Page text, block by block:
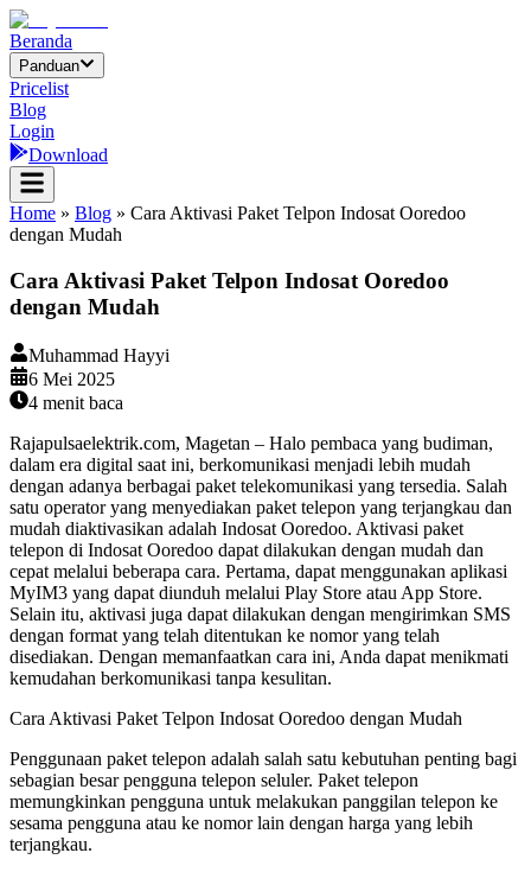
Beranda
Panduan
Pricelist
Blog
Login
Download
Home » Blog » Cara Aktivasi Paket Telpon Indosat Ooredoo
dengan Mudah
Cara Aktivasi Paket Telpon Indosat Ooredoo
dengan Mudah
Muhammad Hayyi
6 Mei 2025
4 menit baca
Rajapulsaelektrik.com, Magetan – Halo pembaca yang budiman,
dalam era digital saat ini, berkomunikasi menjadi lebih mudah
dengan adanya berbagai paket telekomunikasi yang tersedia. Salah
satu operator yang menyediakan paket telepon yang terjangkau dan
mudah diaktivasikan adalah Indosat Ooredoo. Aktivasi paket
telepon di Indosat Ooredoo dapat dilakukan dengan mudah dan
cepat melalui beberapa cara. Pertama, dapat menggunakan aplikasi
MyIM3 yang dapat diunduh melalui Play Store atau App Store.
Selain itu, aktivasi juga dapat dilakukan dengan mengirimkan SMS
dengan format yang telah ditentukan ke nomor yang telah
disediakan. Dengan memanfaatkan cara ini, Anda dapat menikmati
kemudahan berkomunikasi tanpa kesulitan.
Cara Aktivasi Paket Telpon Indosat Ooredoo dengan Mudah
Penggunaan paket telepon adalah salah satu kebutuhan penting bagi
sebagian besar pengguna telepon seluler. Paket telepon
memungkinkan pengguna untuk melakukan panggilan telepon ke
sesama pengguna atau ke nomor lain dengan harga yang lebih
terjangkau.